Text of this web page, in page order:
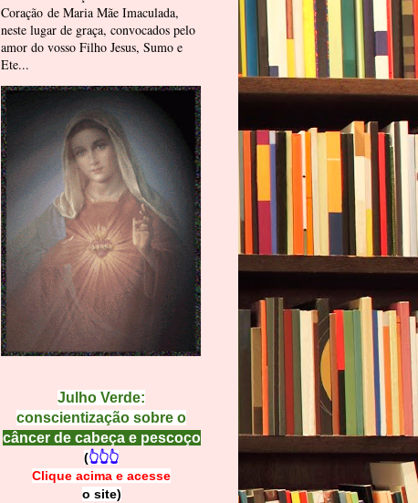
Coração de Maria Mãe Imaculada,
neste lugar de graça, convocados pelo
amor do vosso Filho Jesus, Sumo e
Ete...
Julho Verde:
conscientização sobre o
câncer de cabeça e pescoço
(👆👆👆
Clique acima e acesse
o site)